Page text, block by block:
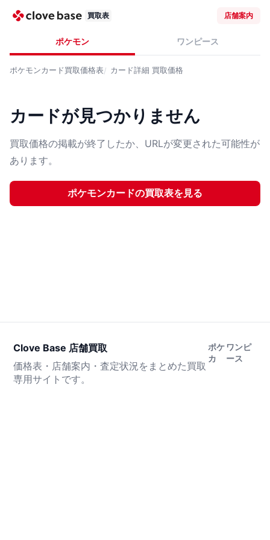
買取表 店舗案内
ポケモン ワンピース
ポケモンカード買取価格表 カード詳細 買取価格
カードが見つかりません
買取価格の掲載が終了したか、URLが変更された可能性が
あります。
ポケモンカードの買取表を見る
Clove Base 店舗買取
価格表・店舗案内・査定状況をまとめた買取
専用サイトです。
ポケ
カ
ワンピ
ース